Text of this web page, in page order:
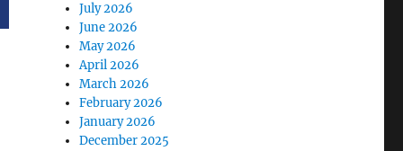
July 2026
June 2026
May 2026
April 2026
March 2026
February 2026
January 2026
December 2025